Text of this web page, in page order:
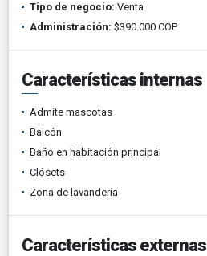
Tipo de negocio: Venta
Administración: $390.000 COP
Características internas
Admite mascotas
Balcón
Baño en habitación principal
Clósets
Zona de lavandería
Características externas